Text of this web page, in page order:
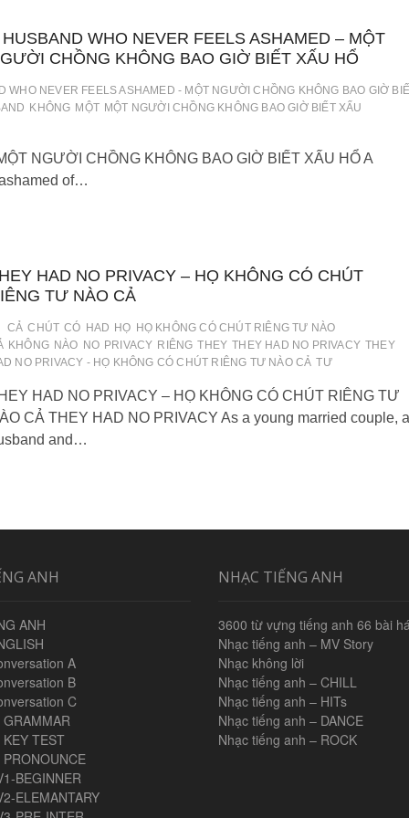
HUSBAND WHO NEVER FEELS ASHAMED – MỘT
CHỒNG KHÔNG BAO GIỜ BIẾT XẤU HỔ
WHO NEVER FEELS ASHAMED - MỘT NGƯỜI CHỒNG KHÔNG BAO GIỜ
KHÔNG MỘT MỘT NGƯỜI CHỒNG KHÔNG BAO GIỜ BIẾT XẤU
NGƯỜI CHỒNG KHÔNG BAO GIỜ BIẾT XẤU HỔ A
of…
HAD NO PRIVACY – HỌ KHÔNG CÓ CHÚT
TƯ NÀO CẢ
CẢ CHÚT CÓ HAD HỌ HỌ KHÔNG CÓ CHÚT RIÊNG TƯ NÀO
KHÔNG NÀO NO PRIVACY RIÊNG THEY THEY HAD NO PRIVACY THEY
NO PRIVACY - HỌ KHÔNG CÓ CHÚT RIÊNG TƯ NÀO CẢ TƯ
HAD NO PRIVACY – HỌ KHÔNG CÓ CHÚT RIÊNG TƯ
CẢ THEY HAD NO PRIVACY As a young married couple, a
and…
ANH
ANH
A
B
C
GRAMMAR
TEST
BEGINNER
ELEMANTARY
NHẠC TIẾNG ANH
3600 từ vựng tiếng anh 66 bài
Nhạc tiếng anh – MV Story
Nhạc không lời
Nhạc tiếng anh – CHILL
Nhạc tiếng anh – HITs
Nhạc tiếng anh – DANCE
Nhạc tiếng anh – ROCK